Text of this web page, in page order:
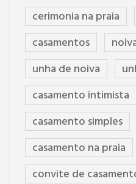
cerimonia na praia
casamentos
unha de noiva
casamento intimista
casamento simples
casamento na praia
convite de